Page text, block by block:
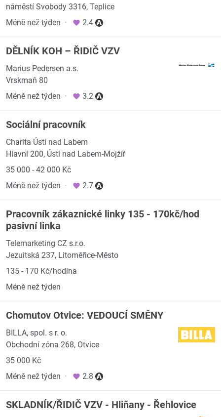
náměstí Svobody 3316, Teplice
Méně než týden · 2.4
DĚLNÍK KOH – ŘIDIČ VZV
Marius Pedersen a.s.
Vrskmaň 80
Méně než týden · 3.2
Sociální pracovník
Charita Ústí nad Labem
Hlavní 200, Ústí nad Labem-Mojžíř
35 000 - 42 000 Kč
Méně než týden · 2.7
Pracovník zákaznické linky 135 - 170kč/hod
pasivní linka
Telemarketing CZ s.r.o.
Jezuitská 237, Litoměřice-Město
135 - 170 Kč/hodina
Méně než týden
Chomutov Otvice: VEDOUCÍ SMĚNY
BILLA, spol. s r. o.
Obchodní zóna 268, Otvice
35 000 Kč
Méně než týden · 2.8
SKLADNÍK/ŘIDIČ VZV - Hliňany - Řehlovice